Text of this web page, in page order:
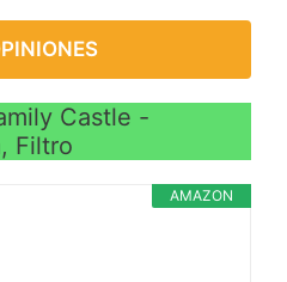
Castle -
Filtro
AMAZON